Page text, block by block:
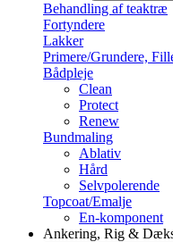
Behandling af teaktræ
Fortyndere
Lakker
Primere/Grundere,
Bådpleje
Clean
Protect
Renew
Bundmaling
Ablativ
Hård
Selvpolerende
Topcoat/Emalje
En-komponent
Ankering, Rig &